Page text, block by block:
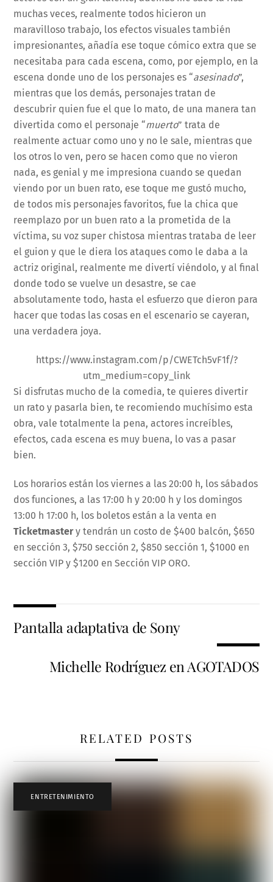
muchas veces, realmente todos hicieron un
maravilloso trabajo, los efectos visuales también
impresionantes, añadía ese toque cómico extra que se
necesitaba para cada escena, como, por ejemplo, en la
escena donde uno de los personajes es “asesinado”,
mientras que los demás, personajes tratan de
descubrir quien fue el que lo mato, de una manera tan
divertida como el personaje “muerto” trata de
realmente actuar como uno y no le sale, mientras que
los otros lo ven, pero se hacen como que no vieron
nada, es genial y me impresiona cuando se quedan
viendo por un buen rato, ese toque me gustó mucho,
de todos mis personajes favoritos, fue la chica que
reemplazo por un buen rato a la prometida de la
víctima, su voz super chistosa mientras trataba de leer
el guion y que le diera los ataques como le daba a la
actriz original, realmente me divertí viéndolo, y al final
donde todo se vuelve un desastre, se cae
absolutamente todo, hasta el esfuerzo que dieron para
hacer que todas las cosas en el escenario se cayeran,
una verdadera joya.
https://www.instagram.com/p/CWETch5vF1f/?
utm_medium=copy_link
Si disfrutas mucho de la comedia, te quieres divertir
un rato y pasarla bien, te recomiendo muchísimo esta
obra, vale totalmente la pena, actores increíbles,
efectos, cada escena es muy buena, lo vas a pasar
bien.
Los horarios están los viernes a las 20:00 h, los sábados
dos funciones, a las 17:00 h y 20:00 h y los domingos
13:00 h 17:00 h, los boletos están a la venta en
Ticketmastery tendrán un costo de $400 balcón, $650
en sección 3, $750 sección 2, $850 sección 1, $1000 en
sección VIP y $1200 en Sección VIP ORO.
Pantalla adaptativa de Sony
Michelle Rodríguez en AGOTADOS
RELATED POSTS
ENTRETENIMIENTO